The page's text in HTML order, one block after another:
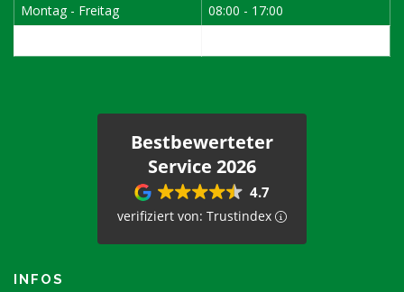
Montag - Freitag
08:00 - 17:00
Bestbewerteter
Service 2026
4.7
verifiziert von: Trustindex
INFOS